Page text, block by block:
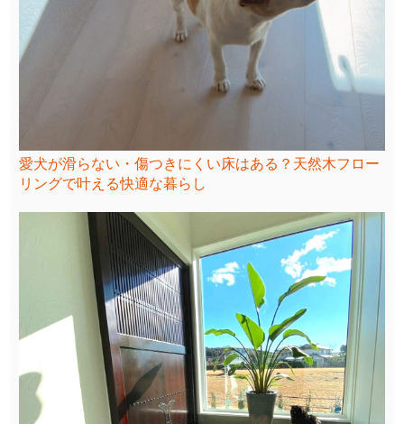
愛犬が滑らない・傷つきにくい床はある？天然木フロー
リングで叶える快適な暮らし